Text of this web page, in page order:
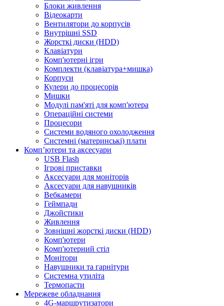
Блоки живлення
Відеокарти
Вентилятори до корпусів
Внутрішні SSD
Жорсткі диски (HDD)
Клавіатури
Комп'ютерні ігри
Комплекти (клавіатура+мишка)
Корпуси
Кулери до процесорів
Мишки
Модулі пам'яті для комп'ютера
Операційні системи
Процесори
Системи водяного охолодження
Системні (материнські) плати
Компʼютери та аксесуари
USB Flash
Ігрові приставки
Аксесуари для моніторів
Аксесуари для навушників
Вебкамери
Геймпади
Джойстики
Живлення
Зовнішні жорсткі диски (HDD)
Комп'ютери
Комп'ютерний стіл
Монітори
Навушники та гарнітури
Системна утиліта
Термопасти
Мережеве обладнання
4G-маршрутизатори